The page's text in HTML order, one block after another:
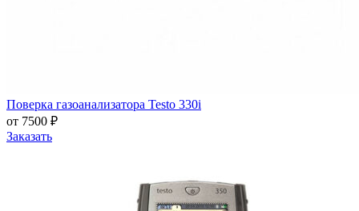
Поверка газоанализатора Testo 330i
от 7500 ₽
Заказать